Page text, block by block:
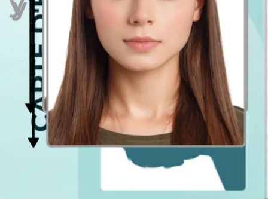
Tout d'abord, la première étape est de demander à quelqu'un
de vous prendre en photo. Ne faites surtout pas de selfies, car
ils ne seront pas acceptés lors de votre demande.
Optez pour le meilleur endroit dans votre maison, où vous
pourrez profiter d’un éclairage homogène convenable. Tenez-
vous à une distance de près de 0,5 m du mur. La personne qui
vous prend en photo devra quant à elle se tenir à 1,5 m devant
vous ou vous pouvez placer un trépied avec votre portable à
cette distance là.
La photo doit être prise de face, il est donc important de rester
bien droit devant l'appareil photo, et de regarder fixement
l'objectif.
N'inclinez pas votre tête sur le côté, ouvrez bien les yeux,
fermez votre bouche et adoptez une expression neutre. Faites
en sorte que votre visage soit entièrement visible.
Après avoir effectué plusieurs photos, déterminez la meilleure
et téléchargez-la sur notre logiciel photo d'identité en ligne
gratuit, qui s’occupera de préparer votre photo professionnelle